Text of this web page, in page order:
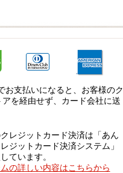
お支払いになると、お客様のク
を経由せず、カード会社に送
レジットカード決済は「あん
ジットカード決済システム」
ています。
の詳しい内容はこちらから